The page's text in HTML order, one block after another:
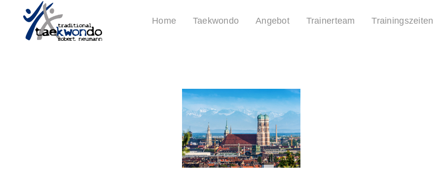
Home Taekwondo Angebot Trainerteam Trainingszeiten